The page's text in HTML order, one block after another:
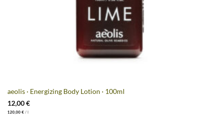
aeolis · Energizing Body Lotion · 100ml
12,00€
120,00 €/ l